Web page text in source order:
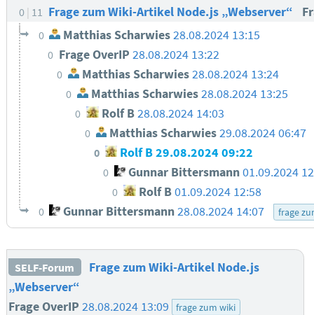
0 11 Frage zum Wiki-Artikel Node.js „Webserver“
0 Matthias Scharwies28.08.2024 13:15
0 Frage OverIP 28.08.2024 13:22
0 Matthias Scharwies28.08.2024 13:24
0 Matthias Scharwies28.08.2024 13:25
0 Rolf B28.08.2024 14:03
0 Matthias Scharwies29.08.2024 06:47
0 Rolf B29.08.2024 09:22
0 Gunnar Bittersmann01.09.2024
0 Rolf B01.09.2024 12:58
0 Gunnar Bittersmann28.08.2024 14:07 frage
SELF-Forum
Frage zum Wiki-Artikel Node.js
„Webserver“
Frage OverIP 28.08.2024 13:09
frage zum wiki